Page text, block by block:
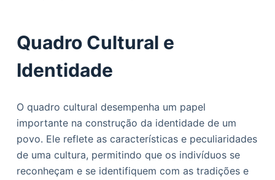
Quadro Cultural e
Identidade
O quadro cultural desempenha um papel
importante na construção da identidade de um
povo. Ele reflete as características e peculiaridades
de uma cultura, permitindo que os indivíduos se
reconheçam e se identifiquem com as tradições e